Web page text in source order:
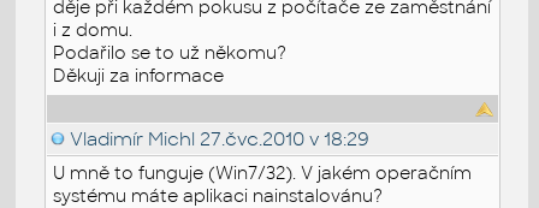
děje při každém pokusu z počítače ze zaměstnání
i z domu.
Podařilo se to už někomu?
Děkuji za informace
Vladimír Michl 27.čvc.2010 v 18:29
U mně to funguje (Win7/32). V jakém operačním
systému máte aplikaci nainstalovánu?